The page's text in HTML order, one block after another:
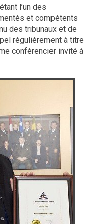
l’un des
et compétents
des tribunaux et de
régulièrement à titre
conférencier invité à